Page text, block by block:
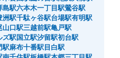
島駅六本木一丁目駅鶯谷駅
洲駅千駄ヶ谷駅台場駅有明駅
山口駅三越前駅亀戸駅
ズ駅国立駅汐留駅初台駅
駅麻布十番駅目白駅